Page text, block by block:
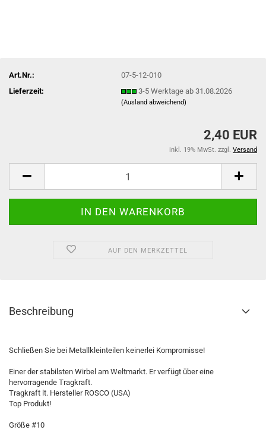
Art.Nr.:
07-5-12-010
Lieferzeit:
3-5 Werktage ab 31.08.2026
(Ausland abweichend)
2,40 EUR
inkl. 19% MwSt. zzgl. Versand
AUF DEN MERKZETTEL
Beschreibung
Schließen Sie bei Metallkleinteilen keinerlei Kompromisse!
Einer der stabilsten Wirbel am Weltmarkt. Er verfügt über eine
hervorragende Tragkraft.
Tragkraft lt. Hersteller ROSCO (USA)
Top Produkt!
Größe #10